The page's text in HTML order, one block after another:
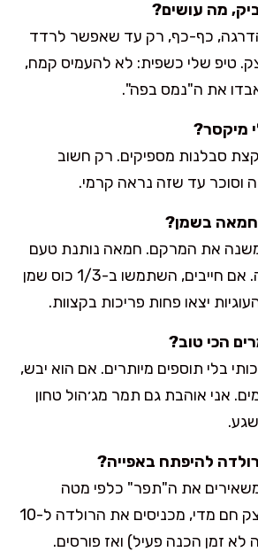
מה עושים?
כף-כף, רק עד שאפשר לרדד
טיפ שלי כשפית: לא להעמיס קמח,
את ה"נמס בפה".
מיקסר?
סבלנות מספיקים. רק חשוב
וסוכר עד שזה נראה קרמי.
בשמן?
את המרקם. חמאה נותנת טעם
של סבתא ומבנה. אם חייבים, השתמשו ב-1/3 כוס שמן
הכי טוב?
בלי תוספים מיותרים. אם הוא יבש,
אני אוהבת גם תמר מג׳הול טחון
להיפתח באפייה?
את ה"תפר" כלפי מטה
בתבנית. אם הבצק חם מדי, מכניסים את הרולדה ל-10
זמן הכנה פעיל) ואז פורסים.